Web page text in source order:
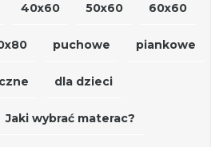
40x60 50x60 60x60
puchowe piankowe
dla dzieci
Jaki wybrać materac?